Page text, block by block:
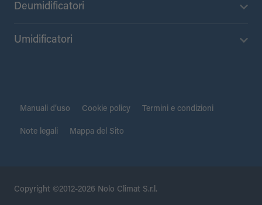
Deumidificatori
Umidificatori
Manuali d’uso Cookie policy Termini e condizioni
Note legali Mappa del Sito
Copyright ©2012-2026 Nolo Climat S.r.l.